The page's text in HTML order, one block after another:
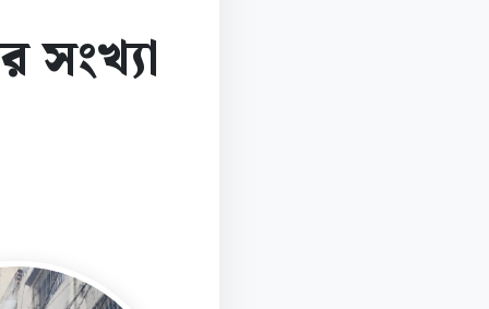
সংখ্যা